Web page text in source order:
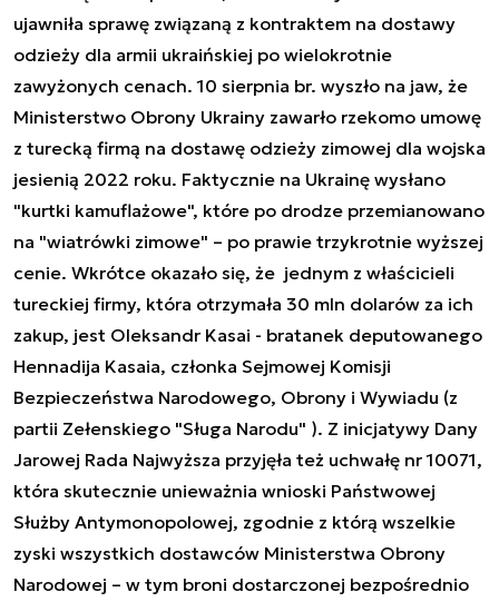
ujawniła sprawę związaną z kontraktem na dostawy
odzieży dla armii ukraińskiej po wielokrotnie
zawyżonych cenach. 10 sierpnia br. wyszło na jaw, że
Ministerstwo Obrony Ukrainy zawarło rzekomo umowę
z turecką firmą na dostawę odzieży zimowej dla wojska
jesienią 2022 roku. Faktycznie na Ukrainę wysłano
"kurtki kamuflażowe", które po drodze przemianowano
na "wiatrówki zimowe" – po prawie trzykrotnie wyższej
cenie. Wkrótce okazało się, że jednym z właścicieli
tureckiej firmy, która otrzymała 30 mln dolarów za ich
zakup, jest Oleksandr Kasai - bratanek deputowanego
Hennadija Kasaia, członka Sejmowej Komisji
Bezpieczeństwa Narodowego, Obrony i Wywiadu (z
partii Zełenskiego "Sługa Narodu" ). Z inicjatywy Dany
Jarowej Rada Najwyższa przyjęła też uchwałę nr 10071,
która skutecznie unieważnia wnioski Państwowej
Służby Antymonopolowej, zgodnie z którą wszelkie
zyski wszystkich dostawców Ministerstwa Obrony
Narodowej – w tym broni dostarczonej bezpośrednio